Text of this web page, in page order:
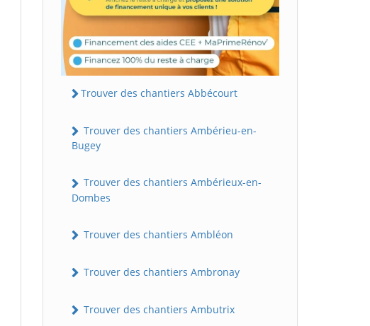
Trouver des chantiers Abbécourt
Trouver des chantiers Ambérieu-en-
Bugey
Trouver des chantiers Ambérieux-en-
Dombes
Trouver des chantiers Ambléon
Trouver des chantiers Ambronay
Trouver des chantiers Ambutrix